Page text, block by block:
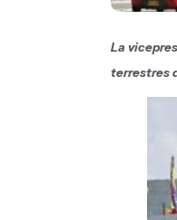
La
terrestres